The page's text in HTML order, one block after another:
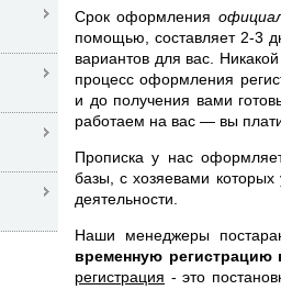
Срок оформления
помощью, составляет 2-3
вариантов для вас.
процесс оформления
и до получения вами
работаем на вас — вы
Прописка у нас
базы, с хозяевами
деятельности.
Наши менеджеры
временную регистрацию
регистрация - это